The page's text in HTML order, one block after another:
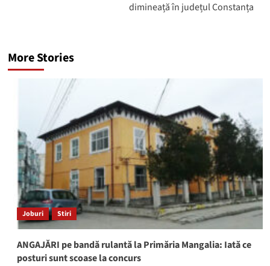
dimineață în județul Constanța
More Stories
Joburi Stiri
ANGAJĂRI pe bandă rulantă la Primăria Mangalia: Iată ce
posturi sunt scoase la concurs